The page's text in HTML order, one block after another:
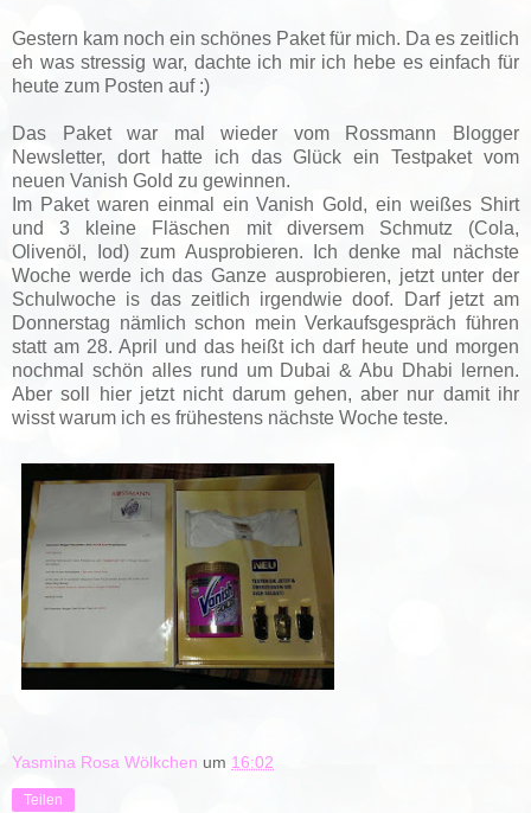
Gestern kam noch ein schönes Paket für mich. Da es zeitlich
eh was stressig war, dachte ich mir ich hebe es einfach für
heute zum Posten auf :)
Das Paket war mal wieder vom Rossmann Blogger
Newsletter, dort hatte ich das Glück ein Testpaket vom
neuen Vanish Gold zu gewinnen.
Im Paket waren einmal ein Vanish Gold, ein weißes Shirt
und 3 kleine Fläschen mit diversem Schmutz (Cola,
Olivenöl, Iod) zum Ausprobieren. Ich denke mal nächste
Woche werde ich das Ganze ausprobieren, jetzt unter der
Schulwoche is das zeitlich irgendwie doof. Darf jetzt am
Donnerstag nämlich schon mein Verkaufsgespräch führen
statt am 28. April und das heißt ich darf heute und morgen
nochmal schön alles rund um Dubai & Abu Dhabi lernen.
Aber soll hier jetzt nicht darum gehen, aber nur damit ihr
wisst warum ich es frühestens nächste Woche teste.
Yasmina Rosa Wölkchen um 16:02
Teilen